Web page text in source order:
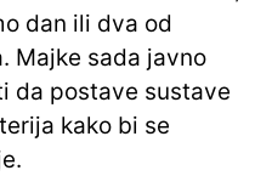
dan ili dva od
Majke sada javno
da postave sustave
kako bi se